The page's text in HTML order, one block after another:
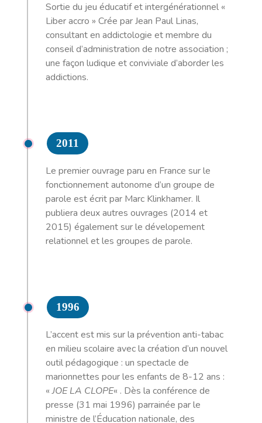
Sortie du jeu éducatif et intergénérationnel «
Liber accro » Crée par Jean Paul Linas,
consultant en addictologie et membre du
conseil d’administration de notre association ;
une façon ludique et conviviale d’aborder les
addictions.
2011
Le premier ouvrage paru en France sur le
fonctionnement autonome d’un groupe de
parole est écrit par Marc Klinkhamer. Il
publiera deux autres ouvrages (2014 et
2015) également sur le dévelopement
relationnel et les groupes de parole.
1996
L’accent est mis sur la prévention anti-tabac
en milieu scolaire avec la création d’un nouvel
outil pédagogique : un spectacle de
marionnettes pour les enfants de 8-12 ans :
«JOE LA CLOPE« . Dès la conférence de
presse (31 mai 1996) parrainée par le
ministre de l’Éducation nationale, des